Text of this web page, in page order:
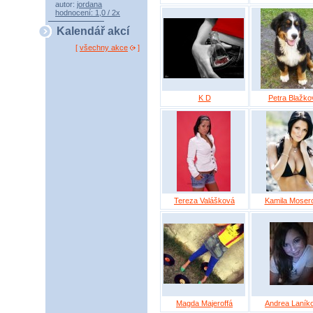
autor: jordana
hodnocení: 1,0 / 2x
Kalendář akcí
[ všechny akce ]
K D Petra
Tereza Valášková Kamila
Magda Majeroffá Andrea